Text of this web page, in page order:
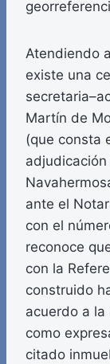
Atendiendo
existe una
Martín de
(que consta
ante el
con el
reconoce
con la
construido
acuerdo a
como
citado